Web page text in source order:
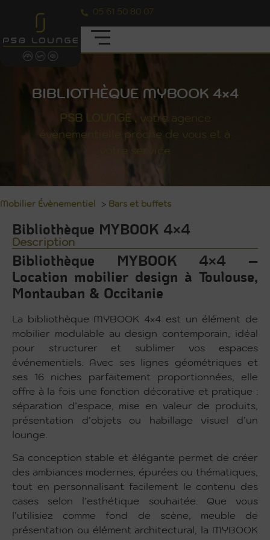
05 61 50 80 07
BIBLIOTHÈQUE MYBOOK 4×4
PSB LOUNGE, votre agence
évènementielle proche de vous et à
votre service
Mobilier Évènementiel > Bars et buffets
Bibliothèque MYBOOK 4×4
Description
Bibliothèque MYBOOK 4×4 –
Location mobilier design à Toulouse,
Montauban & Occitanie
La bibliothèque MYBOOK 4×4 est un élément de
mobilier modulable au design contemporain, idéal
pour structurer et sublimer vos espaces
événementiels. Avec ses lignes géométriques et
ses 16 niches parfaitement proportionnées, elle
offre à la fois une fonction décorative et pratique :
séparation d’espace, mise en valeur de produits,
présentation d’objets ou habillage visuel d’un
lounge.
Sa conception stable et élégante permet de créer
des ambiances modernes, épurées ou thématiques,
tout en personnalisant facilement le contenu des
cases selon l’esthétique souhaitée. Que vous
l’utilisiez comme fond de scène, meuble de
présentation ou élément architectural, la MYBOOK